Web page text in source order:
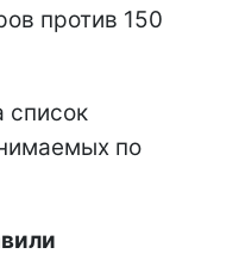
против 150
список
по